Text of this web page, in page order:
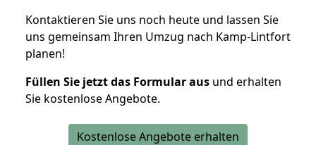
Kontaktieren Sie uns noch heute und lassen Sie
uns gemeinsam Ihren Umzug nach Kamp-Lintfort
planen!
Füllen Sie jetzt das Formular aus und erhalten
Sie kostenlose Angebote.
Kostenlose Angebote erhalten